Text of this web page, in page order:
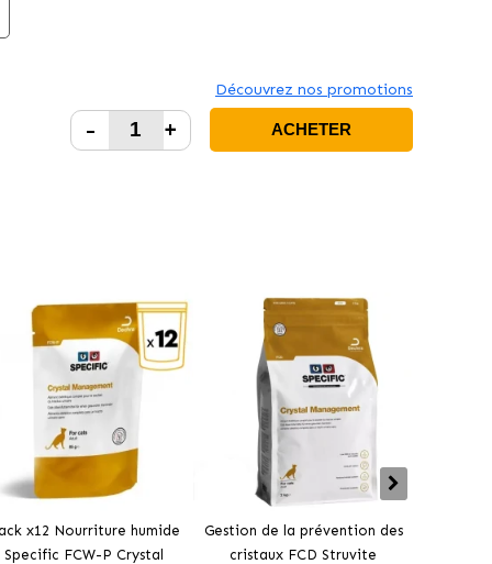
Découvrez nos promotions
- + ACHETER
x12 Nourriture humide
Specific FCW-P Crystal
Gestion de la prévention des
cristaux FCD Struvite